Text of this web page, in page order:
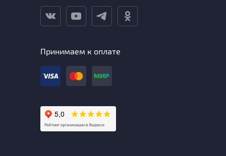
Принимаем к оплате